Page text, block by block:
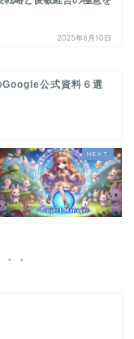
2025年6月10日
公式資料６選